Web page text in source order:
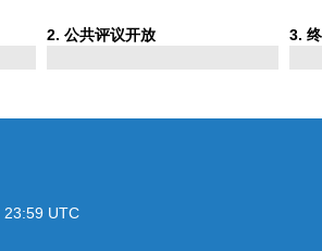
2 Phase
. 公共评议开放 3.
23:59 UTC